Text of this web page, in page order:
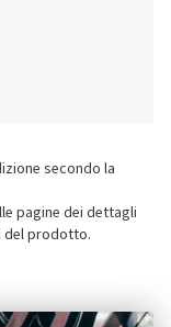
secondo la
pagine dei dettagli
del prodotto.